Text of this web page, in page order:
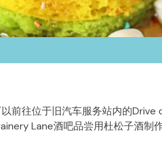
前往位于旧汽车服务站内的
Lane酒吧品尝用杜松子酒制